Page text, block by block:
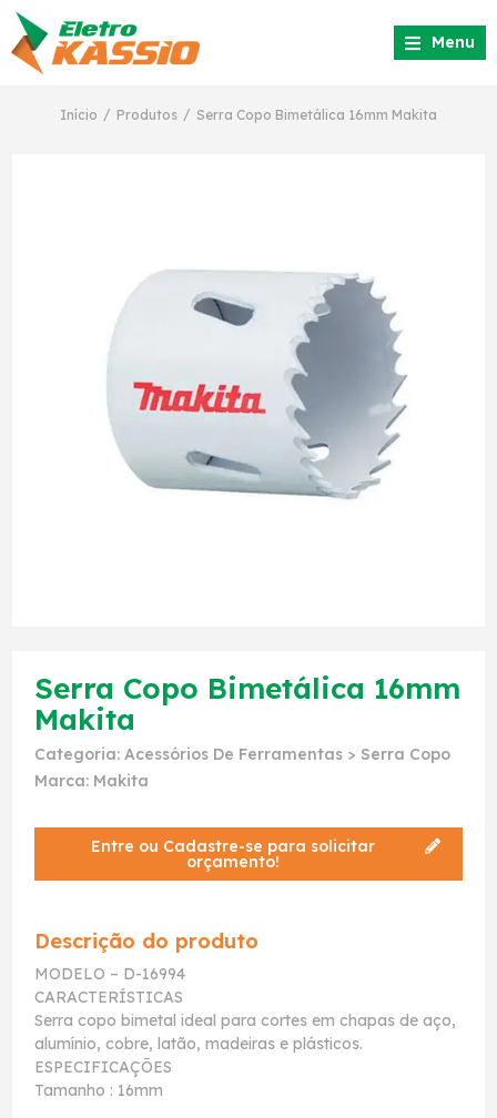
Menu
Início / Produtos / Serra Copo Bimetálica 16mm Makita
Serra Copo Bimetálica 16mm
Makita
Categoria: Acessórios De Ferramentas > Serra Copo
Marca: Makita
Entre ou Cadastre-se para solicitar
orçamento!
Descrição do produto
MODELO – D-16994
CARACTERÍSTICAS
Serra copo bimetal ideal para cortes em chapas de aço,
alumínio, cobre, latão, madeiras e plásticos.
ESPECIFICAÇÕES
Tamanho : 16mm